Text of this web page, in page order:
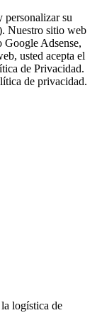
su
Nuestro sitio web
Google Adsense,
usted acepta el
de Privacidad.
de privacidad.
logística de